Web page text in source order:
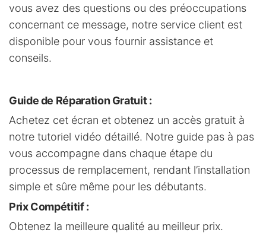
vous avez des questions ou des préoccupations
concernant ce message, notre service client est
disponible pour vous fournir assistance et
conseils.
Guide de Réparation Gratuit:
Achetez cet écran et obtenez un accès gratuit à
notre tutoriel vidéo détaillé. Notre guide pas à pas
vous accompagne dans chaque étape du
processus de remplacement, rendant l’installation
simple et sûre même pour les débutants.
Prix Compétitif:
Obtenez la meilleure qualité au meilleur prix.